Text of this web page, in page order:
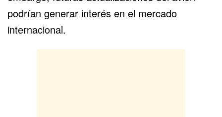
podrían generar interés en el mercado
internacional.